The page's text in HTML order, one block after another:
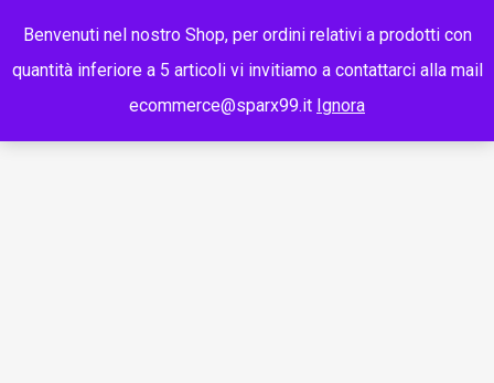
Benvenuti nel nostro Shop, per ordini relativi a prodotti con
quantità inferiore a 5 articoli vi invitiamo a contattarci alla mail
ecommerce@sparx99.it Ignora